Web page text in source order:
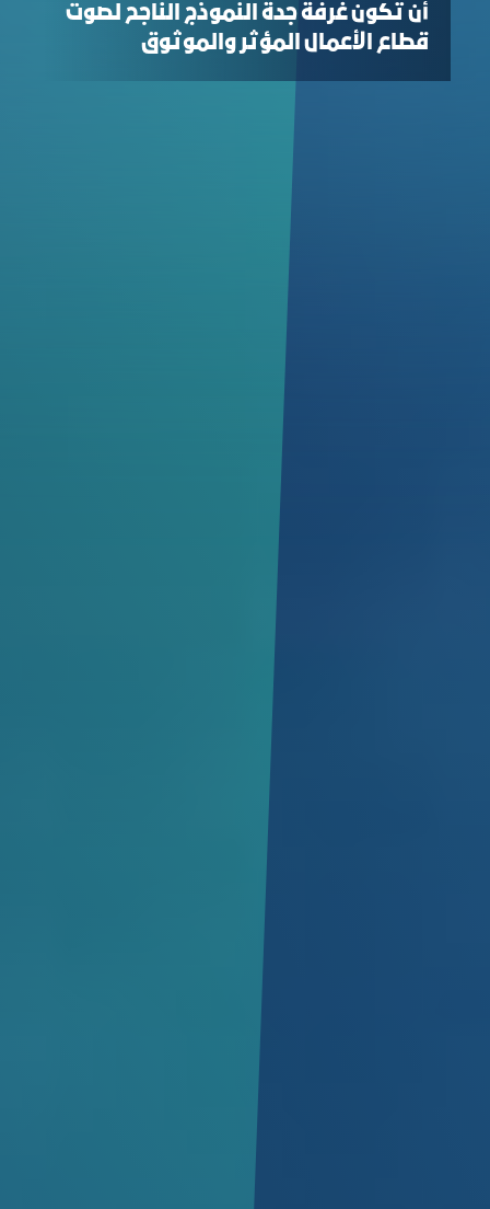
أن تكون غرفة جدة النموذج الناجح لصوت
قطاع الأعمال المؤثر والموثوق